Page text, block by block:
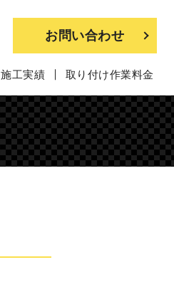
施工実績 取り付け作業料金
お問い合わせ